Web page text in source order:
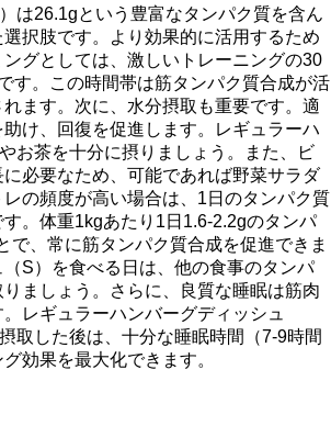
は26.1gという豊富なタンパク質を含ん
択肢です。より効果的に活用するため
グとしては、激しいトレーニングの30
す。この時間帯は筋タンパク質合成が活
ます。次に、水分摂取も重要です。適
け、回復を促進します。レギュラーハ
お茶を十分に摂りましょう。また、ビ
必要なため、可能であれば野菜サラダ
の頻度が高い場合は、1日のタンパク質
。体重1kgあたり1日1.6-2.2gのタンパ
で、常に筋タンパク質合成を促進できま
S）を食べる日は、他の食事のタンパ
ましょう。さらに、良質な睡眠は筋肉
レギュラーハンバーグディッシュ
取した後は、十分な睡眠時間（7-9時間
効果を最大化できます。